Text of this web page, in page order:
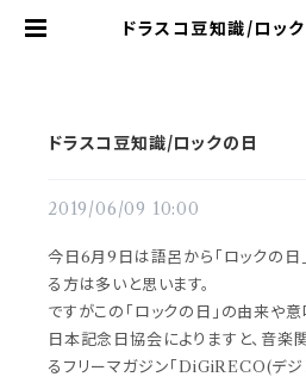
ドラスコ豆知識/ロッ
ドラスコ豆知識/ロックの日
2019/06/09 10:00
今日6月9日は語呂から「ロックの日
る方は多いと思います。
ですがこの「ロックの日」の由来や
日本記念日協会によりますと、音楽
るフリーマガジン「DiGiRECO(デジ